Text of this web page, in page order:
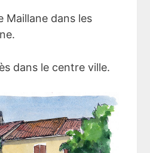
Maillane dans les
dans le centre ville.